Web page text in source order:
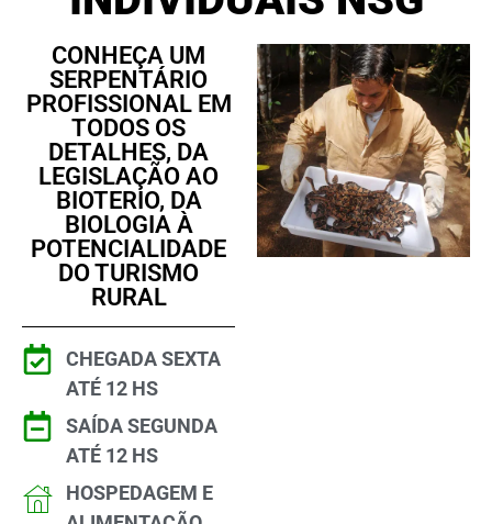
CONHEÇA UM
SERPENTÁRIO
PROFISSIONAL EM
TODOS OS
DETALHES, DA
LEGISLAÇÃO AO
BIOTERIO, DA
BIOLOGIA À
POTENCIALIDADE
DO TURISMO
RURAL
CHEGADA SEXTA
ATÉ 12 HS
SAÍDA SEGUNDA
ATÉ 12 HS
HOSPEDAGEM E